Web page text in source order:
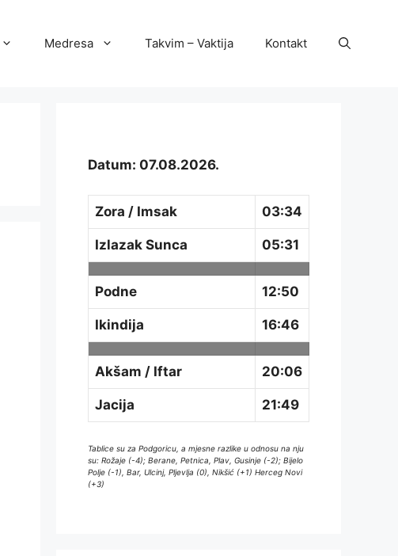
Medresa Takvim – Vaktija Kontakt
Datum: 07.08.2026.
Zora / Imsak 03:34
Izlazak Sunca 05:31
Podne 12:50
Ikindija 16:46
Akšam / Iftar 20:06
Jacija 21:49
Tablice su za Podgoricu, a mjesne razlike u odnosu na nju
su: Rožaje (-4); Berane, Petnica, Plav, Gusinje (-2); Bijelo
Polje (-1), Bar, Ulcinj, Pljevlja (0), Nikšić (+1) Herceg Novi
(+3)